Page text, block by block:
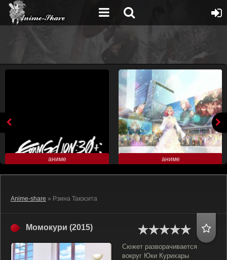
аниме аниме
Anime-share » Рэина Такэсита
Момокури (2015)
Сюжет разворачивается
вокруг Юки Курихары